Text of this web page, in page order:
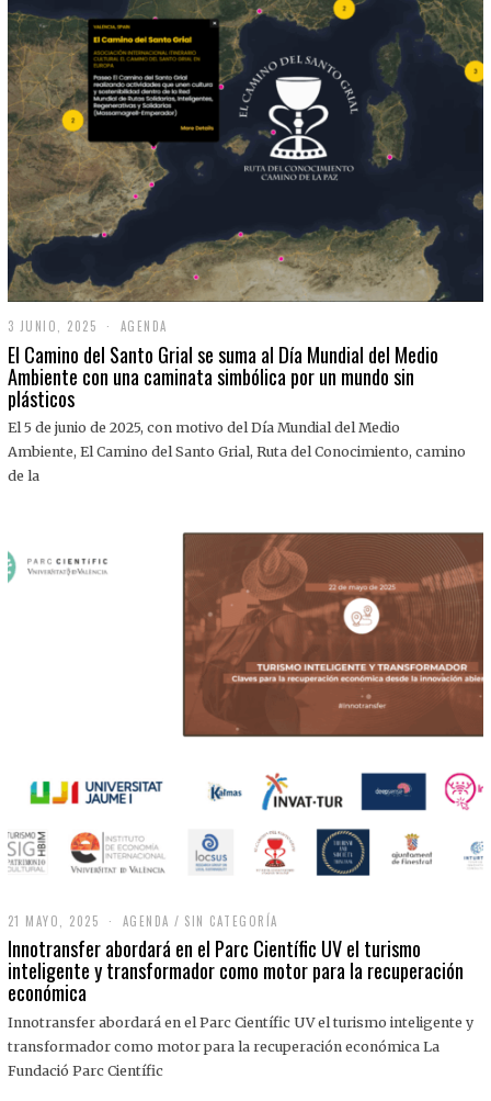
3 JUNIO, 2025
J
U
N
,
0
AGENDA
El Camino del Santo Grial se suma al Día Mundial del Medio
Ambiente con una caminata simbólica por un mundo sin
plásticos
El 5 de junio de 2025, con motivo del Día Mundial del Medio
Ambiente, El Camino del Santo Grial, Ruta del Conocimiento, camino
de la
21 MAYO, 2025
M
A
Y
,
0
2
AGENDA / SIN CATEGORÍA
Innotransfer abordará en el Parc Científic UV el turismo
inteligente y transformador como motor para la recuperación
económica
Innotransfer abordará en el Parc Científic UV el turismo inteligente y
transformador como motor para la recuperación económica La
Fundació Parc Científic